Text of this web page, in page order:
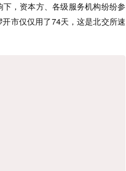
，资本方、各级服务机构纷纷参
市仅仅用了74天，这是北交所速